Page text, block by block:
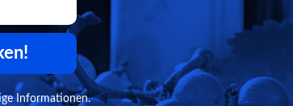
Informationen.